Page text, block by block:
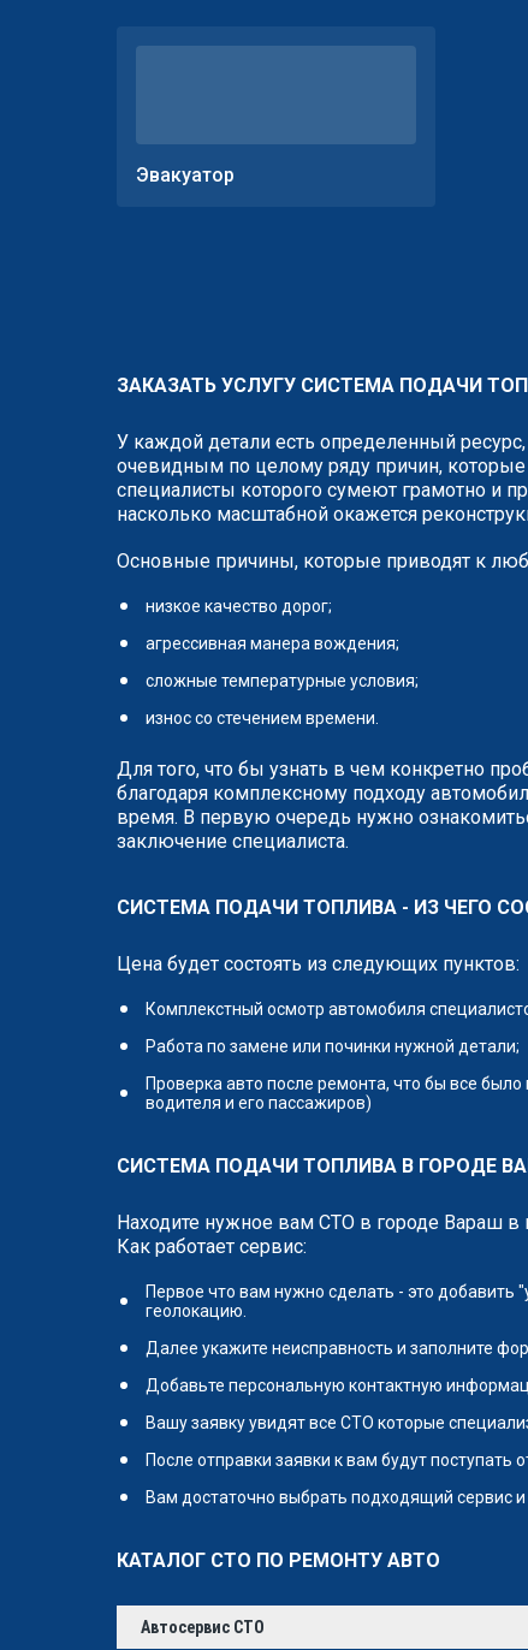
Эвакуатор
ЗАКАЗАТЬ УСЛУГУ СИСТЕМА ПОДАЧИ
У каждой детали есть определенный
очевидным по целому ряду причин, которые
специалисты которого сумеют грамотно и
насколько масштабной окажется
Основные причины, которые приводят к
низкое качество дорог;
агрессивная манера вождения;
сложные температурные условия;
износ со стечением времени.
Для того, что бы узнать в чем конкретно
благодаря комплексному подходу
время. В первую очередь нужно
заключение специалиста.
СИСТЕМА ПОДАЧИ ТОПЛИВА - ИЗ ЧЕГО
Цена будет состоять из следующих пунктов:
Комплекстный осмотр автомобиля
Работа по замене или починки нужной детали;
Проверка авто после ремонта, что бы все
водителя и его пассажиров)
СИСТЕМА ПОДАЧИ ТОПЛИВА В ГОРОДЕ
Находите нужное вам СТО в городе Вараш в
Как работает сервис:
Первое что вам нужно сделать - это
геолокацию.
Далее укажите неисправность и заполните
Добавьте персональную контактную
Вашу заявку увидят все СТО которые
После отправки заявки к вам будут
Вам достаточно выбрать подходящий сервис и
КАТАЛОГ СТО ПО РЕМОНТУ АВТО
Автосервис СТО